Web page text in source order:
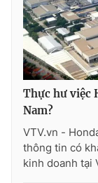
VTV Sức khoẻ
Thị trường
VTV4
VTV9
Thực hư việc
Nam?
VTV.vn -
thông tin có
kinh doanh tại